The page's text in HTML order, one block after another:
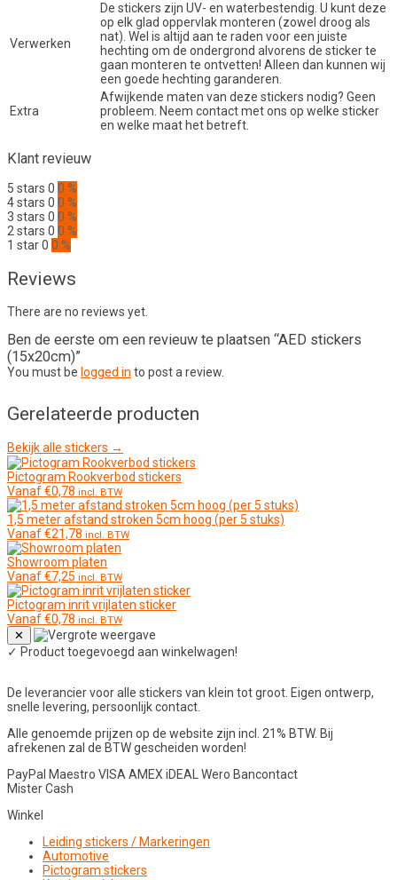
Verwerken
De stickers zijn UV- en waterbestendig. U kunt deze
op elk glad oppervlak monteren (zowel droog als
nat). Wel is altijd aan te raden voor een juiste
hechting om de ondergrond alvorens de sticker te
gaan monteren te ontvetten! Alleen dan kunnen wij
een goede hechting garanderen.
Extra
Afwijkende maten van deze stickers nodig? Geen
probleem. Neem contact met ons op welke sticker
en welke maat het betreft.
Klant revieuw
5 stars 0 0 %
4 stars 0 0 %
3 stars 0 0 %
2 stars 0 0 %
1 star0 0 %
Reviews
There are no reviews yet.
Ben de eerste om een revieuw te plaatsen “AED stickers
(15x20cm)”
You must be logged in to post a review.
Gerelateerde producten
Bekijk alle stickers →
Pictogram Rookverbod stickers
Vanaf€0,78 incl. BTW
1,5 meter afstand stroken 5cm hoog (per 5 stuks)
Vanaf€21,78 incl. BTW
Showroom platen
Vanaf€7,25 incl. BTW
Pictogram inrit vrijlaten sticker
Vanaf€0,78 incl. BTW
✕
✓ Product toegevoegd aan winkelwagen!
De leverancier voor alle stickers van klein tot groot. Eigen ontwerp,
snelle levering, persoonlijk contact.
Alle genoemde prijzen op de website zijn incl. 21% BTW. Bij
afrekenen zal de BTW gescheiden worden!
PayPal Maestro VISA AMEX iDEAL Wero Bancontact
Mister Cash
Winkel
Leiding stickers / Markeringen
Automotive
Pictogram stickers